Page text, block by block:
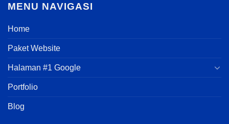
MENU NAVIGASI
Home
Paket Website
Halaman #1 Google
Portfolio
Blog